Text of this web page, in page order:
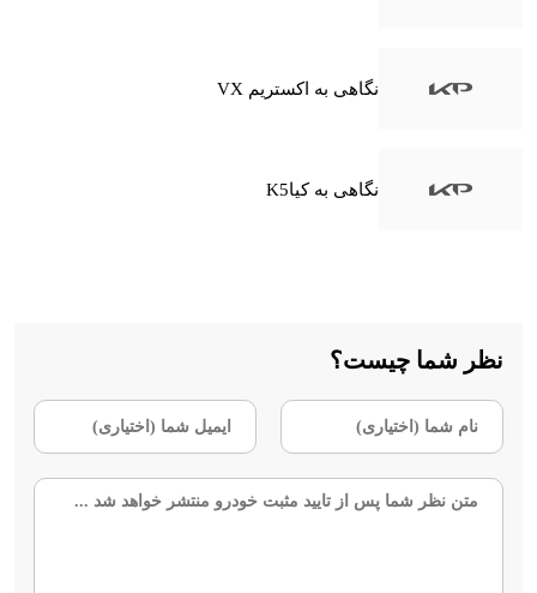
نگاهی به اکستریم VX
نگاهی به کیاK5
نظر شما چیست؟